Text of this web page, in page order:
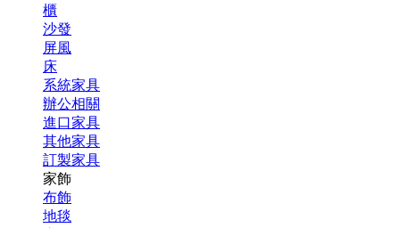
櫃
沙發
屏風
床
系統家具
辦公相關
進口家具
其他家具
訂製家具
家飾
布飾
地毯